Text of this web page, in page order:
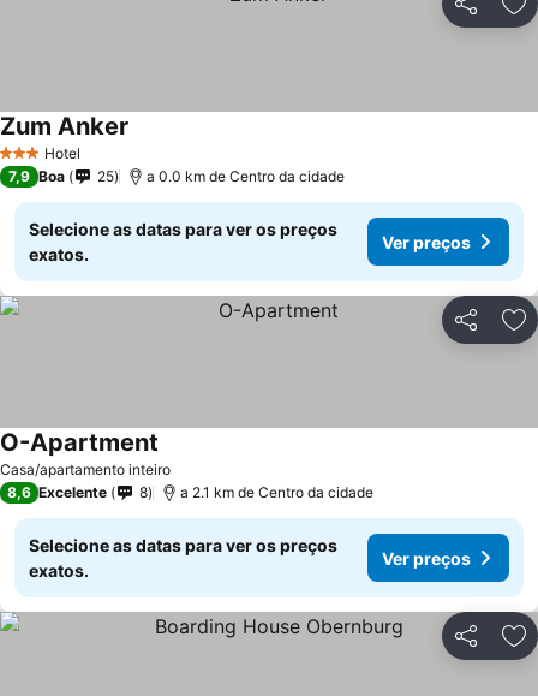
Partilhar
3 EstrelasHotel
Zum Anker
7,9 Boa 25 a 0.0 km de Centro da cidade
Selecione as datas para ver os preços
exatos.
Ver preços
Partilhar
Casa/apartamento inteiro
O-Apartment
8,6 Excelente 8 a 2.1 km de Centro da cidade
Selecione as datas para ver os preços
exatos.
Ver preços
Partilhar